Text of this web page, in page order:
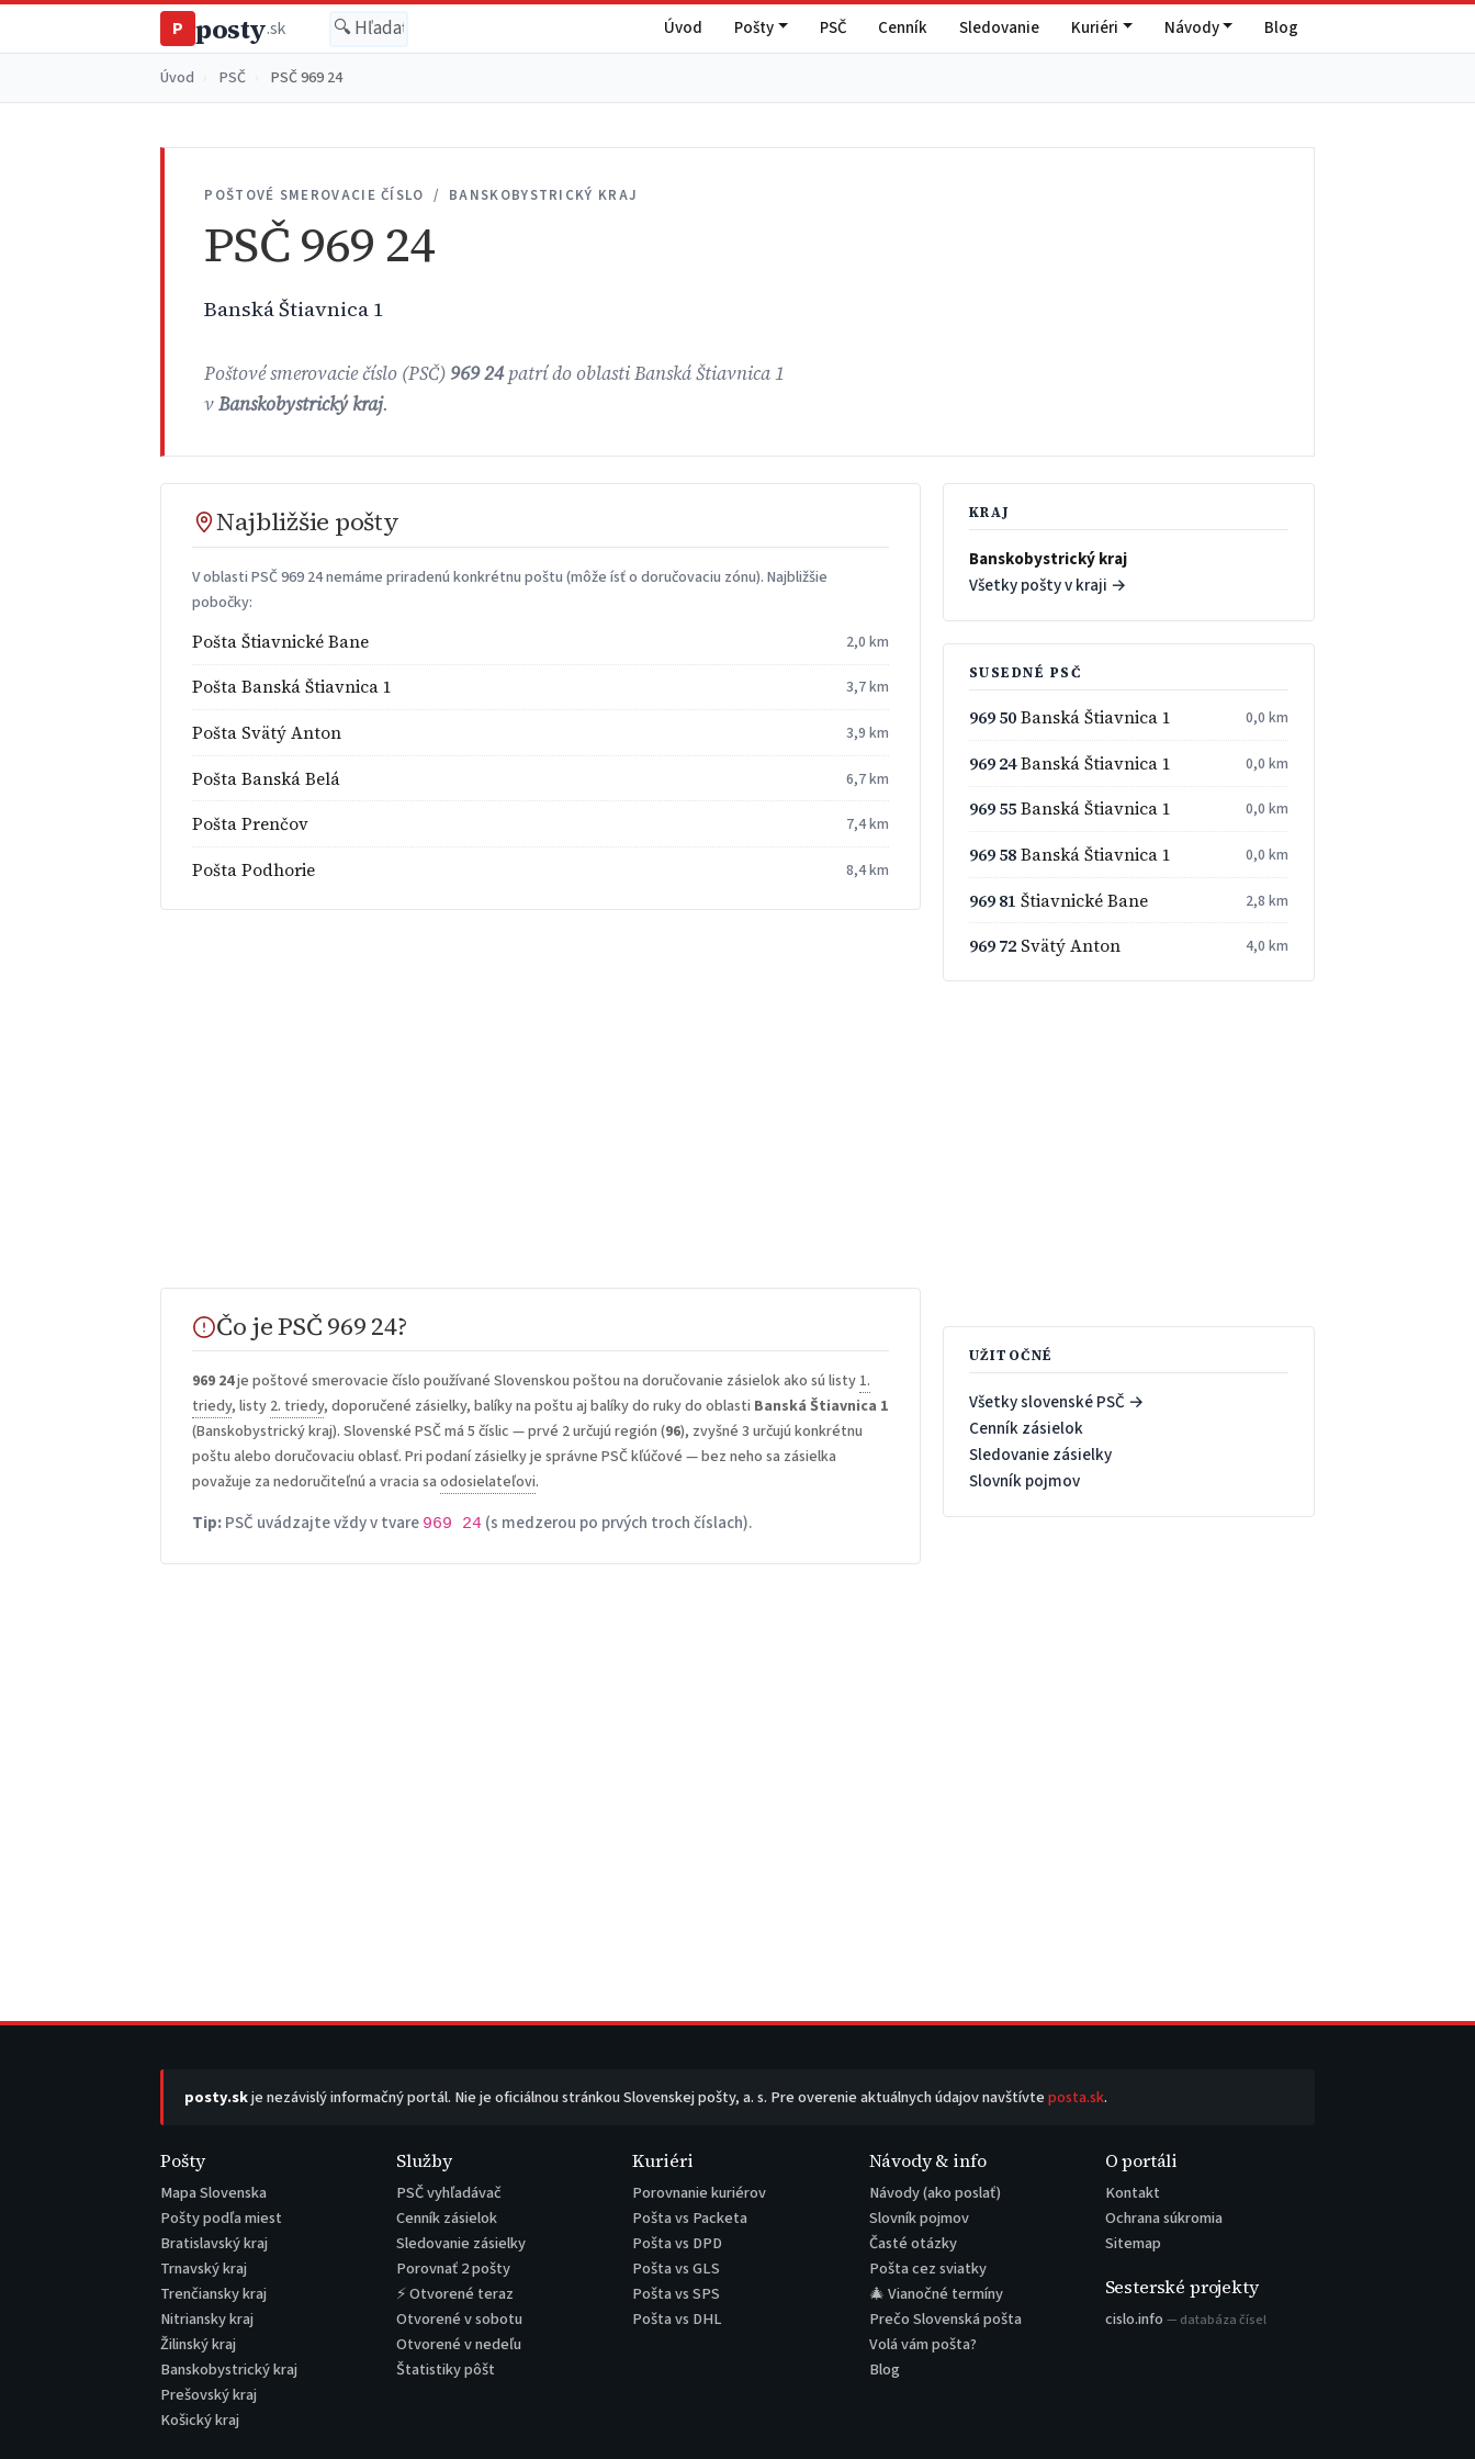
P posty.sk Úvod Pošty PSČ Cenník Sledovanie Kuriéri Návody Blog
Úvod PSČ PSČ 969 24
POŠTOVÉ SMEROVACIE ČÍSLO / BANSKOBYSTRICKÝ KRAJ
PSČ 969 24
Banská Štiavnica 1
Poštové smerovacie číslo (PSČ) 969 24patrí do oblasti Banská Štiavnica 1
vBanskobystrický kraj.
Najbližšie pošty
V oblasti PSČ 969 24 nemáme priradenú konkrétnu poštu (môže ísť o doručovaciu zónu). Najbližšie
pobočky:
Pošta Štiavnické Bane 2,0 km
Pošta Banská Štiavnica 1 3,7 km
Pošta Svätý Anton 3,9 km
Pošta Banská Belá 6,7 km
Pošta Prenčov 7,4 km
Pošta Podhorie 8,4 km
Čo je PSČ 969 24?
969 24je poštové smerovacie číslo používané Slovenskou poštou na doručovanie zásielok ako sú listy 1.
triedy, listy 2. triedy, doporučené zásielky, balíky na poštu aj balíky do ruky do oblasti Banská Štiavnica 1
(Banskobystrický kraj). Slovenské PSČ má 5 číslic — prvé 2 určujú región (96), zvyšné 3 určujú konkrétnu
poštu alebo doručovaciu oblasť. Pri podaní zásielky je správne PSČ kľúčové — bez neho sa zásielka
považuje za nedoručiteľnú a vracia saodosielateľovi.
Tip:PSČ uvádzajte vždy v tvare 969 24 (s medzerou po prvých troch číslach).
KRAJ
Banskobystrický kraj
Všetky pošty v kraji →
SUSEDNÉ PSČ
969 50Banská Štiavnica 1 0,0 km
969 24Banská Štiavnica 1 0,0 km
969 55Banská Štiavnica 1 0,0 km
969 58Banská Štiavnica 1 0,0 km
969 81 Štiavnické Bane 2,8 km
969 72Svätý Anton 4,0 km
UŽITOČNÉ
Všetky slovenské PSČ →
Cenník zásielok
Sledovanie zásielky
Slovník pojmov
posty.skje nezávislý informačný portál. Nie je oficiálnou stránkou Slovenskej pošty, a. s. Pre overenie aktuálnych údajov navštívteposta.sk.
Pošty
Mapa Slovenska
Pošty podľa miest
Bratislavský kraj
Trnavský kraj
Trenčiansky kraj
Nitriansky kraj
Žilinský kraj
Banskobystrický kraj
Prešovský kraj
Košický kraj
Služby
PSČ vyhľadávač
Cenník zásielok
Sledovanie zásielky
Porovnať 2 pošty
⚡ Otvorené teraz
Otvorené v sobotu
Otvorené v nedeľu
Štatistiky pôšt
Kuriéri
Porovnanie kuriérov
Pošta vs Packeta
Pošta vs DPD
Pošta vs GLS
Pošta vs SPS
Pošta vs DHL
Návody & info
Návody (ako poslať)
Slovník pojmov
Časté otázky
Pošta cez sviatky
🎄 Vianočné termíny
Prečo Slovenská pošta
Volá vám pošta?
Blog
O portáli
Kontakt
Ochrana súkromia
Sitemap
Sesterské projekty
cislo.info — databáza čísel